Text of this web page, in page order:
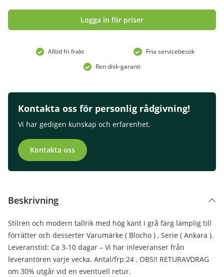
Logga in för priser
Alltid fri frakt
Fria servicebesök
Ren disk-garanti
Kontakta oss för personlig rådgivning!
Vi har gedigen kunskap och erfarenhet.
Kontakta oss
Beskrivning
Stilren och modern tallrik med hög kant i grå färg lämplig till
förrätter och desserter Varumärke ( Blocho ) , Serie ( Ankara ).
Leveranstid: Ca 3-10 dagar – Vi har inleveranser från
leverantören varje vecka. Antal/frp:24 , OBS!! RETURAVDRAG
om 30% utgår vid en eventuell retur.